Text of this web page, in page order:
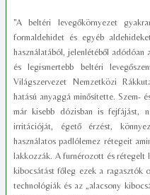
"A beltéri levegőkörnyezet
formaldehidet és egyéb
használatából, jelenlétéből
és legismertebb beltéri
Világszervezet Nemzetközi
hatású anyaggá minősítette. Szem-
már kisebb dózisban is fejfájást,
irritációját, égető érzést,
használatos padlólemez rétegeit
lakkozzák. A furnérozott és rétegelt
kibocsátást főleg ezek a ragasztók
technológiák és az „alacsony